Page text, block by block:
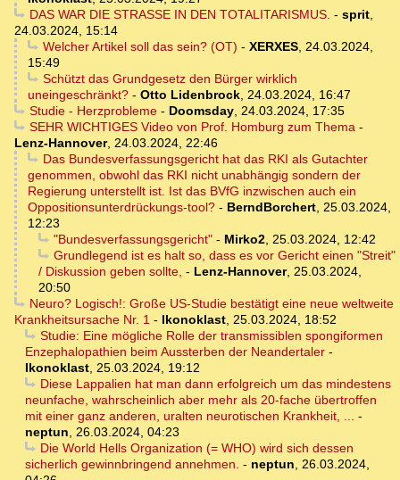
DAS WAR DIE STRASSE IN DEN TOTALITARISMUS. - sprit,
24.03.2024, 15:14
Welcher Artikel soll das sein? (OT) - XERXES, 24.03.2024,
15:49
Schützt das Grundgesetz den Bürger wirklich
uneingeschränkt? - Otto Lidenbrock, 24.03.2024, 16:47
Studie - Herzprobleme- Doomsday, 24.03.2024, 17:35
SEHR WICHTIGES Video von Prof. Homburg zum Thema-
Lenz-Hannover, 24.03.2024, 22:46
Das Bundesverfassungsgericht hat das RKI als Gutachter
genommen, obwohl das RKI nicht unabhängig sondern der
Regierung unterstellt ist. Ist das BVfG inzwischen auch ein
Oppositionsunterdrückungs-tool? - BerndBorchert, 25.03.2024,
12:23
"Bundesverfassungsgericht"- Mirko2, 25.03.2024, 12:42
Grundlegend ist es halt so, dass es vor Gericht einen "Streit"
/ Diskussion geben sollte, - Lenz-Hannover, 25.03.2024,
20:50
Neuro? Logisch!: Große US-Studie bestätigt eine neue weltweite
Krankheitsursache Nr. 1 - Ikonoklast, 25.03.2024, 18:52
Studie: Eine mögliche Rolle der transmissiblen spongiformen
Enzephalopathien beim Aussterben der Neandertaler -
Ikonoklast, 25.03.2024, 19:12
Diese Lappalien hat man dann erfolgreich um das mindestens
neunfache, wahrscheinlich aber mehr als 20-fache übertroffen
mit einer ganz anderen, uralten neurotischen Krankheit, ... -
neptun, 26.03.2024, 04:23
Die World Hells Organization (= WHO) wird sich dessen
sicherlich gewinnbringend annehmen. - neptun, 26.03.2024,